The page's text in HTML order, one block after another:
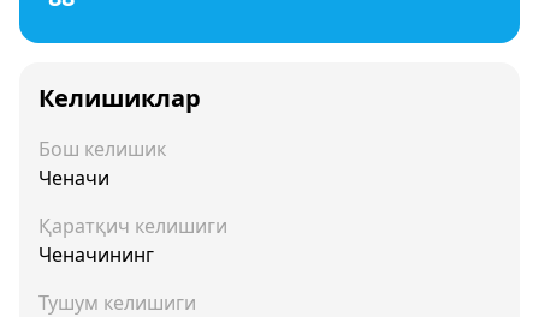
Келишиклар
Бош келишик
Ченачи
Қаратқич келишиги
Ченачининг
Тушум келишиги